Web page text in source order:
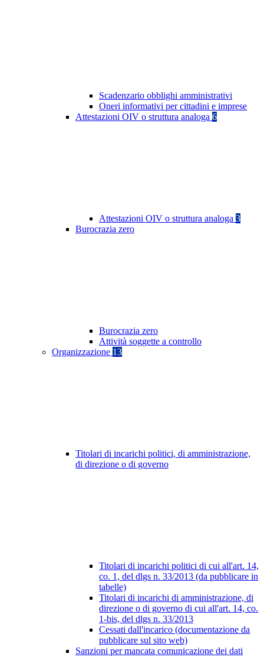
Scadenzario obblighi amministrativi
Oneri informativi per cittadini e imprese
Attestazioni OIV o struttura analoga 6
Attestazioni OIV o struttura analoga 3
Burocrazia zero
Burocrazia zero
Attività soggette a controllo
Organizzazione 13
Titolari di incarichi politici, di amministrazione,
di direzione o di governo
Titolari di incarichi politici di cui all'art. 14,
co. 1, del dlgs n. 33/2013 (da pubblicare in
tabelle)
Titolari di incarichi di amministrazione, di
direzione o di governo di cui all'art. 14, co.
1-bis, del dlgs n. 33/2013
Cessati dall'incarico (documentazione da
pubblicare sul sito web)
Sanzioni per mancata comunicazione dei dati